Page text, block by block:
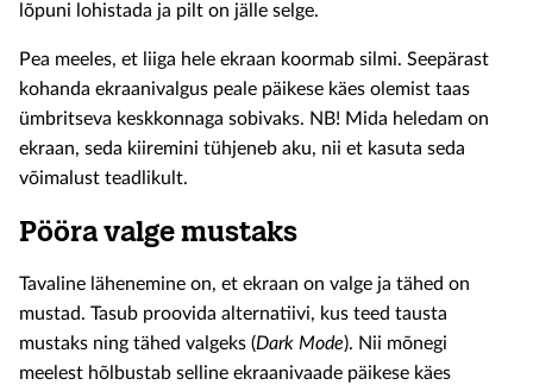
lõpuni lohistada ja pilt on jälle selge.
Pea meeles, et liiga hele ekraan koormab silmi. Seepärast
kohanda ekraanivalgus peale päikese käes olemist taas
ümbritseva keskkonnaga sobivaks. NB! Mida heledam on
ekraan, seda kiiremini tühjeneb aku, nii et kasuta seda
võimalust teadlikult.
Pööra valge mustaks
Tavaline lähenemine on, et ekraan on valge ja tähed on
mustad. Tasub proovida alternatiivi, kus teed tausta
mustaks ning tähed valgeks (Dark Mode). Nii mõnegi
meelest hõlbustab selline ekraanivaade päikese käes